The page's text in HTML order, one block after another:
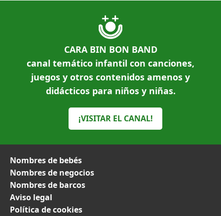
CARA BIN BON BAND
canal temático infantil con canciones,
juegos y otros contenidos amenos y
didácticos para niños y niñas.
¡VISITAR EL CANAL!
Nombres de bebés
Nombres de negocios
Nombres de barcos
Aviso legal
Política de cookies